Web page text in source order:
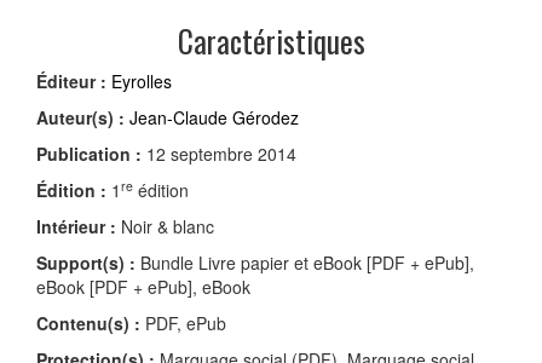
Caractéristiques
Éditeur : Eyrolles
Auteur(s) : Jean-Claude Gérodez
Publication : 12 septembre 2014
Édition : 1 re édition
Intérieur : Noir & blanc
Support(s) : Bundle Livre papier et eBook [PDF + ePub],
eBook [PDF + ePub], eBook
Contenu(s) : PDF, ePub